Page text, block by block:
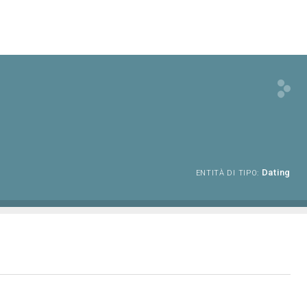
ENTITÀ DI TIPO: Dating